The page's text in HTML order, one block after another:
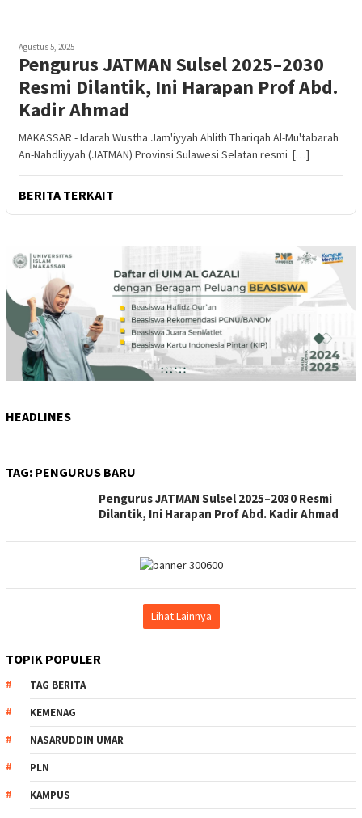
Agustus 5, 2025
Pengurus JATMAN Sulsel 2025–2030
Resmi Dilantik, Ini Harapan Prof Abd.
Kadir Ahmad
MAKASSAR - Idarah Wustha Jam'iyyah Ahlith Thariqah Al-Mu'tabarah
An-Nahdliyyah (JATMAN) Provinsi Sulawesi Selatan resmi […]
BERITA TERKAIT
HEADLINES
TAG: PENGURUS BARU
Pengurus JATMAN Sulsel 2025–2030 Resmi
Dilantik, Ini Harapan Prof Abd. Kadir Ahmad
Lihat Lainnya
TOPIK POPULER
TAG BERITA
KEMENAG
NASARUDDIN UMAR
PLN
KAMPUS